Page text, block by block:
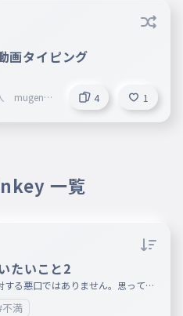
画タイピング
mugenn
4 1
一覧
たいこと2
る悪口ではありません。思ってる
（だったらankeyすんななどのコメ
満